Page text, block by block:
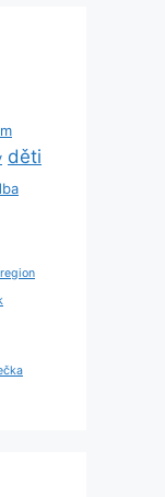
děti
region